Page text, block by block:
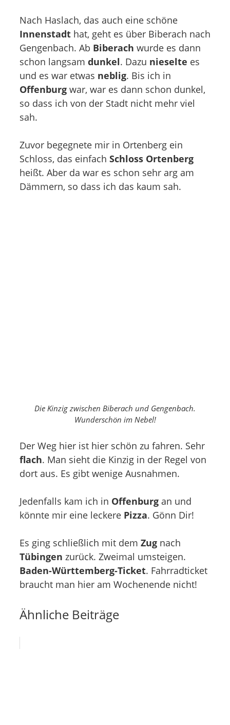
Nach Haslach, das auch eine schöne
Innenstadt hat, geht es über Biberach nach
Gengenbach. Ab Biberach wurde es dann
schon langsam dunkel. Dazu nieselte es
und es war etwas neblig. Bis ich in
Offenburg war, war es dann schon dunkel,
so dass ich von der Stadt nicht mehr viel
sah.
Zuvor begegnete mir in Ortenberg ein
Schloss, das einfach Schloss Ortenberg
heißt. Aber da war es schon sehr arg am
Dämmern, so dass ich das kaum sah.
Die Kinzig zwischen Biberach und Gengenbach.
Wunderschön im Nebel!
Der Weg hier ist hier schön zu fahren. Sehr
flach. Man sieht die Kinzig in der Regel von
dort aus. Es gibt wenige Ausnahmen.
Jedenfalls kam ich in Offenburg an und
könnte mir eine leckere Pizza. Gönn Dir!
Es ging schließlich mit dem Zug nach
Tübingen zurück. Zweimal umsteigen.
Baden-Württemberg-Ticket. Fahrradticket
braucht man hier am Wochenende nicht!
Ähnliche Beiträge